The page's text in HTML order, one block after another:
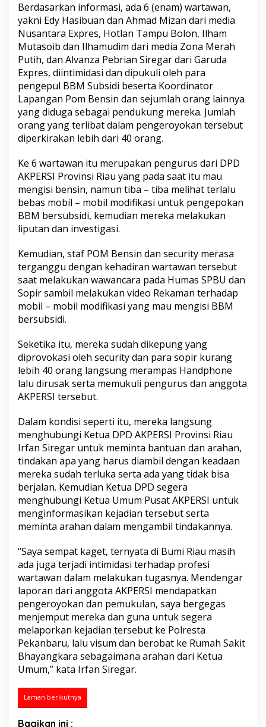
i
k
h
K
a
p
o
l
d
a
R
i
T
a
n
g
a
p
a
r
a
P
e
l
P
e
m
u
k
u
a
n
T
e
r
h
a
d
a
W
r
t
a
a
n
?
Berdasarkan informasi, ada 6 (enam) wartawan,
yakni Edy Hasibuan dan Ahmad Mizan dari media
Nusantara Expres, Hotlan Tampu Bolon, Ilham
Mutasoib dan Ilhamudim dari media Zona Merah
Putih, dan Alvanza Pebrian Siregar dari Garuda
Expres, diintimidasi dan dipukuli oleh para
pengepul BBM Subsidi beserta Koordinator
Lapangan Pom Bensin dan sejumlah orang lainnya
yang diduga sebagai pendukung mereka. Jumlah
orang yang terlibat dalam pengeroyokan tersebut
diperkirakan lebih dari 40 orang.
Ke 6 wartawan itu merupakan pengurus dari DPD
AKPERSI Provinsi Riau yang pada saat itu mau
mengisi bensin, namun tiba – tiba melihat terlalu
bebas mobil – mobil modifikasi untuk pengepokan
BBM bersubsidi, kemudian mereka melakukan
liputan dan investigasi.
Kemudian, staf POM Bensin dan security merasa
terganggu dengan kehadiran wartawan tersebut
saat melakukan wawancara pada Humas SPBU dan
Sopir sambil melakukan video Rekaman terhadap
mobil – mobil modifikasi yang mau mengisi BBM
bersubsidi.
Seketika itu, mereka sudah dikepung yang
diprovokasi oleh security dan para sopir kurang
lebih 40 orang langsung merampas Handphone
lalu dirusak serta memukuli pengurus dan anggota
AKPERSI tersebut.
Dalam kondisi seperti itu, mereka langsung
menghubungi Ketua DPD AKPERSI Provinsi Riau
Irfan Siregar untuk meminta bantuan dan arahan,
tindakan apa yang harus diambil dengan keadaan
mereka sudah terluka serta ada yang tidak bisa
berjalan. Kemudian Ketua DPD segera
menghubungi Ketua Umum Pusat AKPERSI untuk
menginformasikan kejadian tersebut serta
meminta arahan dalam mengambil tindakannya.
“Saya sempat kaget, ternyata di Bumi Riau masih
ada juga terjadi intimidasi terhadap profesi
wartawan dalam melakukan tugasnya. Mendengar
laporan dari anggota AKPERSI mendapatkan
pengeroyokan dan pemukulan, saya bergegas
menjemput mereka dan guna untuk segera
melaporkan kejadian tersebut ke Polresta
Pekanbaru, lalu visum dan berobat ke Rumah Sakit
Bhayangkara sebagaimana arahan dari Ketua
Umum,” kata Irfan Siregar.
Laman berikutnya
Bagikan ini :